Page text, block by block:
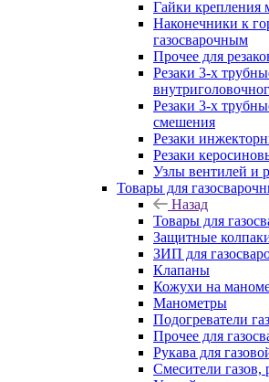
Гайки крепления
Наконечники к
газосварочным
Прочее для
Резаки 3-х
Резаки 3-х
смешения
Резаки
Резаки
Узлы вентилей и
Товары для
Назад
Товары для
Защитные
ЗИП для
Клапаны
Кожухи на
Манометры
Подогреватели
Прочее для
Рукава для
Смесители газов,